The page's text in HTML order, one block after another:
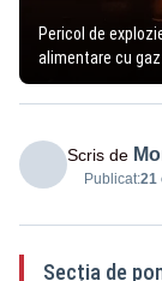
Pericol de
alimentare cu gaz
Scris de
Publicat:21
Secția de